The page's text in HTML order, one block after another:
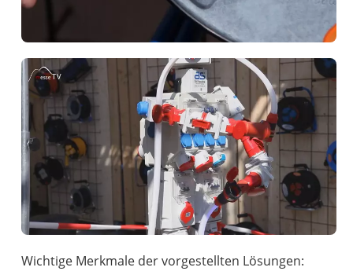
Wichtige Merkmale der vorgestellten Lösungen: